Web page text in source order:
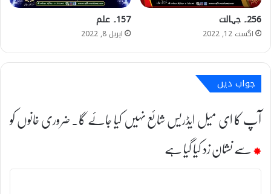
256۔ جہالت
اگست 12, 2022
157۔ علم
اپریل 8, 2022
جواب دیں
آپ کا ای میل ایڈریس شائع نہیں کیا جائے گا۔ضروری خانوں کو
*سے نشان زد کیا گیا ہے
ت